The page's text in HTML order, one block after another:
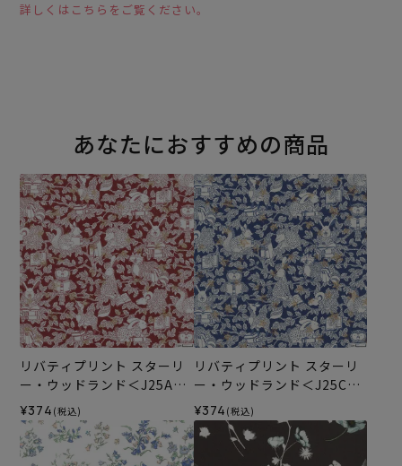
詳しくはこちらをご覧ください。
あなたにおすすめの商品
リバティプリント スターリ
ー・ウッドランド＜J25A＞
生地 （リバティ・ファブリ
ックス）2025AW
¥374 (税込)
リバティプリント スターリ
ー・ウッドランド＜J25C＞
生地 （リバティ・ファブリ
ックス）2025AW
¥374 (税込)